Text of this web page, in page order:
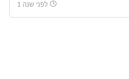
לפני שנה 1